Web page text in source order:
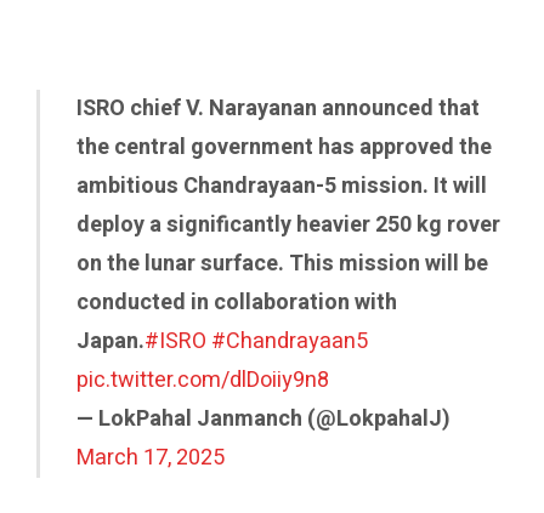
ISRO chief V. Narayanan announced that
the central government has approved the
ambitious Chandrayaan-5 mission. It will
deploy a significantly heavier 250 kg rover
on the lunar surface. This mission will be
conducted in collaboration with
Japan.#ISRO #Chandrayaan5
pic.twitter.com/dlDoiiy9n8
— LokPahal Janmanch (@LokpahalJ)
March 17, 2025